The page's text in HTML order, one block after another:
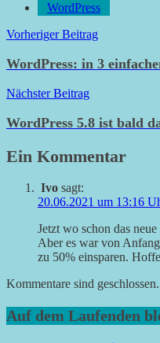
WordPress
Beitragsnavigation
Vorheriger Beitrag
WordPress: in 3
Nächster Beitrag
WordPress 5.8 ist bald
Ein Kommentar
Ivo sagt:
20.06.2021 um 13:16
Jetzt wo schon das
Aber es war von
zu 50% einsparen.
Kommentare sind geschlossen.
Auf dem Laufenden